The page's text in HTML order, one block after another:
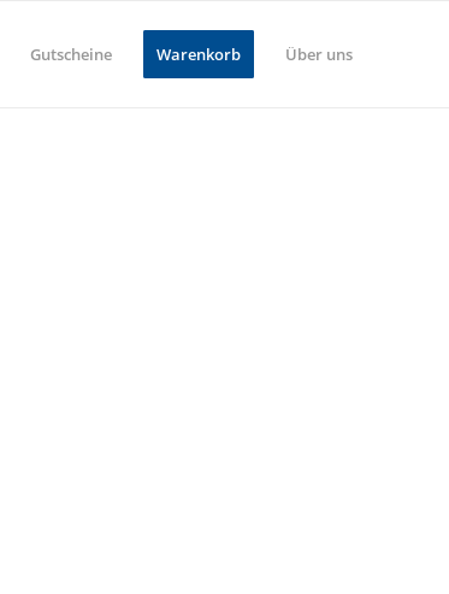
Gutscheine Warenkorb Über uns